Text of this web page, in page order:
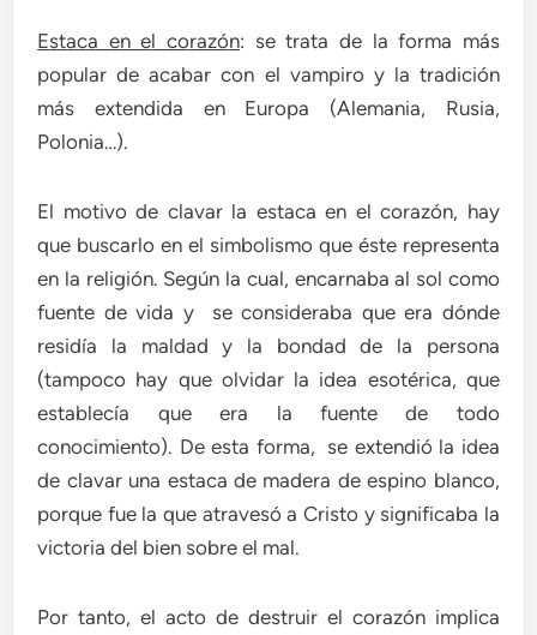
Estaca en el corazón: se trata de la forma más
popular de acabar con el vampiro y la tradición
más extendida en Europa (Alemania, Rusia,
Polonia…).
El motivo de clavar la estaca en el corazón, hay
que buscarlo en el simbolismo que éste representa
en la religión. Según la cual, encarnaba al sol como
fuente de vida y se consideraba que era dónde
residía la maldad y la bondad de la persona
(tampoco hay que olvidar la idea esotérica, que
establecía que era la fuente de todo
conocimiento). De esta forma, se extendió la idea
de clavar una estaca de madera de espino blanco,
porque fue la que atravesó a Cristo y significaba la
victoria del bien sobre el mal.
Por tanto, el acto de destruir el corazón implica